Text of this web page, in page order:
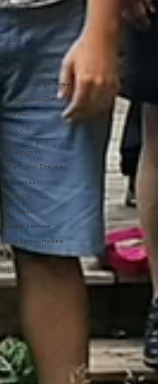
Mont-Orford
Île Saint-Bernard
Côte St-Paul
Petits tannants
Visite guidée
Assemblée générale
Village-aux-Oies
Verdun
Art Urbain
Corridor écologique
Darlington
Parc Jean Drapeau
Varennes
Boisé St-Paul
Glissade
Canal Lachine
l’île Sainte-Hélène
Chorale
L'Île Saint-Bernard